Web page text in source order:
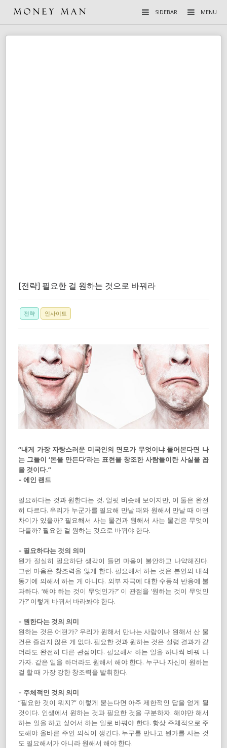
MENU
SIDEBAR
[전략] 필요한 걸 원하는 것으로 바꿔라
전략 인사이트
“내게 가장 자랑스러운 미국인의 면모가 무엇이냐 물어본다면 나
는 그들이 ‘돈을 만든다’라는 표현을 창조한 사람들이란 사실을 꼽
을 것이다.”
– 에인 랜드
필요하다는 것과 원한다는 것. 얼핏 비슷해 보이지만, 이 둘은 완전
히 다르다. 우리가 누군가를 필요해 만날 때와 원해서 만날 때 어떤
차이가 있을까? 필요해서 사는 물건과 원해서 사는 물건은 무엇이
다를까? 필요한 걸 원하는 것으로 바꿔야 한다.
– 필요하다는 것의 의미
뭔가 절실히 필요하단 생각이 들면 마음이 불안하고 나약해진다.
그런 마음은 창조력을 잃게 한다. 필요해서 하는 것은 본인의 내적
동기에 의해서 하는 게 아니다. 외부 자극에 대한 수동적 반응에 불
과하다. ‘해야 하는 것이 무엇인가?’ 이 관점을 ‘원하는 것이 무엇인
가?’ 이렇게 바꿔서 바라봐야 한다.
– 원한다는 것의 의미
원하는 것은 어떤가? 우리가 원해서 만나는 사람이나 원해서 산 물
건은 즐겁지 않은 게 없다. 필요한 것과 원하는 것은 설령 결과가 같
더라도 완전히 다른 관점이다. 필요해서 하는 일을 하나씩 바꿔 나
가자. 같은 일을 하더라도 원해서 해야 한다. 누구나 자신이 원하는
걸 할 때 가장 강한 창조력을 발휘한다.
– 주체적인 것의 의미
“필요한 것이 뭐지?” 이렇게 묻는다면 아주 제한적인 답을 얻게 될
것이다. 인생에서 원하는 것과 필요한 것을 구분하자. 해야만 해서
하는 일을 하고 싶어서 하는 일로 바꿔야 한다. 항상 주체적으로 주
도해야 올바른 주인 의식이 생긴다. 누구를 만나고 뭔가를 사는 것
도 필요해서가 아니라 원해서 해야 한다.